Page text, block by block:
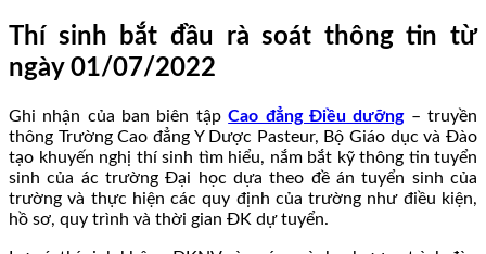
Thí sinh bắt đầu rà soát thông tin từ
ngày 01/07/2022
Ghi nhận của ban biên tậpCao đẳng Điều dưỡng– truyền
thông Trường Cao đẳng Y Dược Pasteur, Bộ Giáo dục và Đào
tạo khuyến nghị thí sinh tìm hiểu, nắm bắt kỹ thông tin tuyển
sinh của ác trường Đại học dựa theo đề án tuyển sinh của
trường và thực hiện các quy định của trường như điều kiện,
hồ sơ, quy trình và thời gian ĐK dự tuyển.